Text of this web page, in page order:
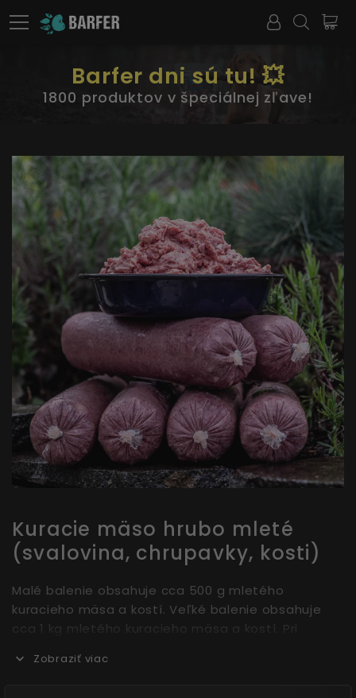
Barfer dni sú tu! 💥
1800 produktov v špeciálnej zľave!
Kuracie mäso hrubo mleté
(svalovina, chrupavky, kosti)
Malé balenie obsahuje cca 500 g mletého
kuracieho mäsa a kostí. Veľké balenie obsahuje
cca 1 kg mletého kuracieho mäsa a kostí. Pri
narezať obal. Zmes je pomletá s kosťou a
Zobraziť viac